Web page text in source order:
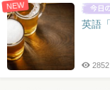
NEW
英語
2852